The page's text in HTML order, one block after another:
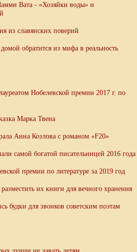
Вата - «Хозяйки воды» и
из славянских поверий
обратится из мифа в реальность
Нобелевской премии 2017 г. по
Марка Твена
Анна Козлова с романом «F20»
самой богатой писательницей 2016 года
премии по литературе за 2019 год
их книги для вечного хранения
будки для звонков советским поэтам